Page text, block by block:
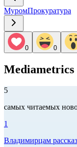
МуромПрокуратура
0 0
Mediametrics
5
самых читаемых
1
Владимирцам